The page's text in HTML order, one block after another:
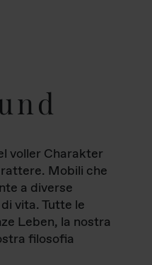
voller Charakter
Mobili che
a diverse
vita. Tutte le
Leben, la nostra
filosofia